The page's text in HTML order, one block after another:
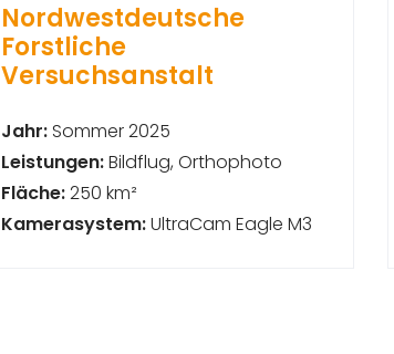
Nordwestdeutsche
Forstliche
Versuchsanstalt
Jahr: Sommer 2025
Leistungen:Bildflug, Orthophoto
Fläche:250 km²
Kamerasystem:UltraCam Eagle M3